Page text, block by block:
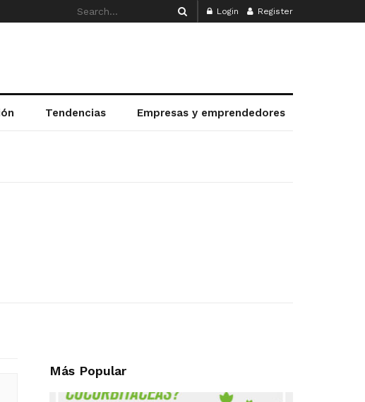
Login Register
Tendencias Empresas y emprendedores
Más Popular